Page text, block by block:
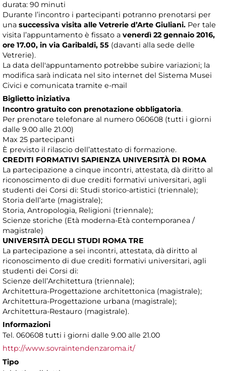
durata: 90 minuti
Durante l’incontro i partecipanti potranno prenotarsi per
una successiva visita alle Vetrerie d’Arte Giuliani. Per tale
visita l’appuntamento è fissato a venerdì 22 gennaio 2016,
ore 17.00, in via Garibaldi, 55 (davanti alla sede delle
Vetrerie).
La data dell'appuntamento potrebbe subire variazioni; la
modifica sarà indicata nel sito internet del Sistema Musei
Civici e comunicata tramite e-mail
Biglietto iniziativa
Incontro gratuito con prenotazione obbligatoria.
Per prenotare telefonare al numero 060608 (tutti i giorni
dalle 9.00 alle 21.00)
Max 25 partecipanti
È previsto il rilascio dell’attestato di formazione.
CREDITI FORMATIVI SAPIENZA UNIVERSITÀ DI ROMA
La partecipazione a cinque incontri, attestata, dà diritto al
riconoscimento di due crediti formativi universitari, agli
studenti dei Corsi di: Studi storico-artistici (triennale);
Storia dell’arte (magistrale);
Storia, Antropologia, Religioni (triennale);
Scienze storiche (Età moderna-Età contemporanea /
magistrale)
UNIVERSITÀ DEGLI STUDI ROMA TRE
La partecipazione a sei incontri, attestata, dà diritto al
riconoscimento di due crediti formativi universitari, agli
studenti dei Corsi di:
Scienze dell’Architettura (triennale);
Architettura-Progettazione architettonica (magistrale);
Architettura-Progettazione urbana (magistrale);
Architettura-Restauro (magistrale).
Informazioni
Tel. 060608 tutti i giorni dalle 9.00 alle 21.00
http://www.sovraintendenzaroma.it/
Tipo